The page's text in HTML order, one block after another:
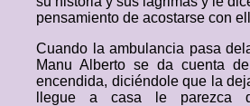
pensamiento de acostarse con
Cuando la ambulancia pasa
Manu Alberto se da cuenta
encendida, diciéndole que la
llegue a casa le parezca